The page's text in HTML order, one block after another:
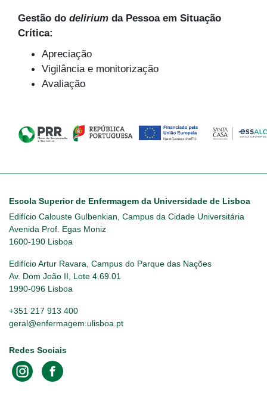
Gestão do delirium da Pessoa em Situação
Crítica:
Apreciação
Vigilância e monitorização
Avaliação
Escola Superior de Enfermagem da Universidade de Lisboa
Edifício Calouste Gulbenkian, Campus da Cidade Universitária
Avenida Prof. Egas Moniz
1600-190 Lisboa
Edifício Artur Ravara, Campus do Parque das Nações
Av. Dom João II, Lote 4.69.01
1990-096 Lisboa
+351 217 913 400
geral@enfermagem.ulisboa.pt
Redes Sociais